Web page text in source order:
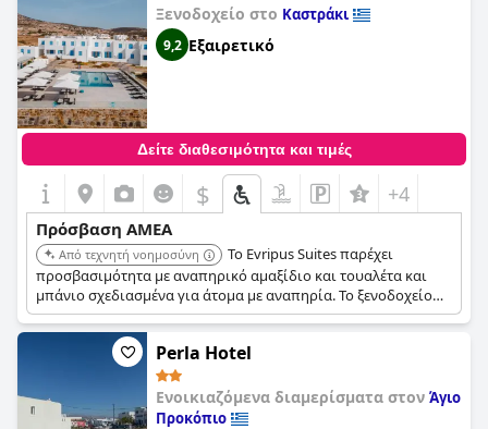
Ξενοδοχείο στο Καστράκι
9,2 Εξαιρετικό
Δείτε διαθεσιμότητα και τιμές
$ +4
Πρόσβαση ΑΜΕΑ
Από τεχνητή νοημοσύνη
Το Evripus Suites παρέχει
προσβασιμότητα με αναπηρικό αμαξίδιο και τουαλέτα και
μπάνιο σχεδιασμένα για άτομα με αναπηρία. Το ξενοδοχείο
προσφέρει πισίνα και βρίσκεται κοντά στην παραλία.
Perla Hotel
Ενοικιαζόμενα διαμερίσματα στον Άγιο
Προκόπιο